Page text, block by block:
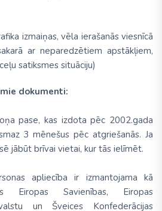
izmaiņas, vēla ierašanās viesnīcā
ar neparedzētiem apstākļiem,
satiksmes situāciju)
dokumenti:
pase, kas izdota pēc 2002.gada
3 mēnešus pēc atgriešanās. Ja
jābūt brīvai vietai, kur tās ielīmēt.
apliecība ir izmantojama kā
Eiropas Savienības, Eiropas
un Šveices Konfederācijas